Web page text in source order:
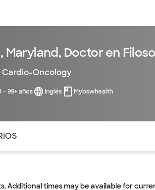
Doctor en
Cardio-Oncology
- 99+ años Inglés Mybswhealth
Additional times may be available for